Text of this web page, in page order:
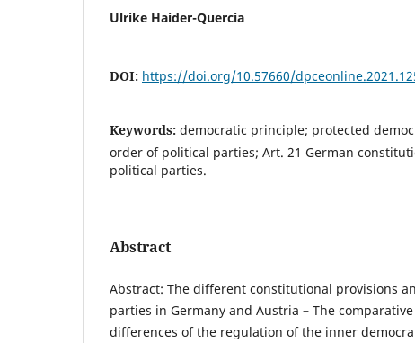
Ulrike Haider-Quercia
DOI: https://doi.org/10.57660/
Keywords: democratic principle; protected
order of political parties; Art. 21 German
political parties.
Abstract
Abstract: The different constitutional provisions
parties in Germany and Austria – The
differences of the regulation of the inner